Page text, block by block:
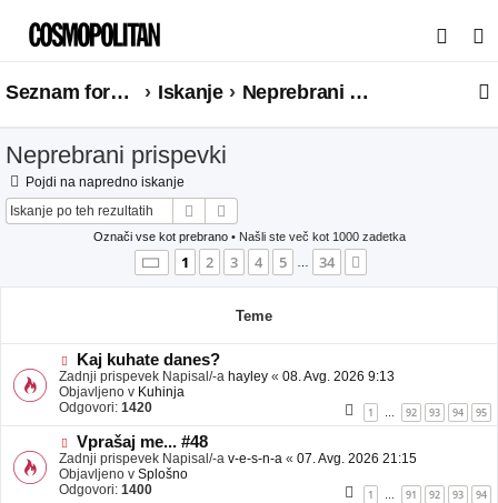
s
a
Seznam forumov Iskanje Neprebrani prispevki
Neprebrani prispevki
Pojdi na napredno iskanje
Iskanje
Označi vse kot prebrano• Našli ste več kot 1000 zadetka
Stran 1od34
1 2 3 4 5 … 34
Teme
N
o
v
e
b
a
v
e
Kaj kuhate danes?
Zadnji prispevek Napisal/-a hayley « 08. Avg. 2026 9:13
Objavljeno v Kuhinja
Odgovori: 1420 1 … 92 93 94 95
N
o
v
e
Vprašaj me... #48
Zadnji prispevek Napisal/-a v-e-s-n-a « 07. Avg. 2026 21:15
Objavljeno v Splošno
Odgovori: 1400 1 … 91 92 93 94